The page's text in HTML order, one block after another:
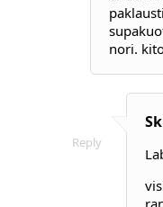
nori.
Reply